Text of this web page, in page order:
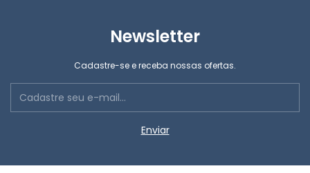
Newsletter
Cadastre-se e receba nossas ofertas.